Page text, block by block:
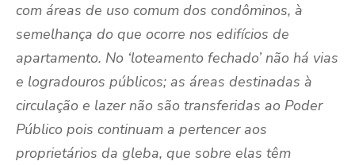
com áreas de uso comum dos condôminos, à
semelhança do que ocorre nos edifícios de
apartamento. No ‘loteamento fechado’ não há vias
e logradouros públicos; as áreas destinadas à
circulação e lazer não são transferidas ao Poder
Público pois continuam a pertencer aos
proprietários da gleba, que sobre elas têm